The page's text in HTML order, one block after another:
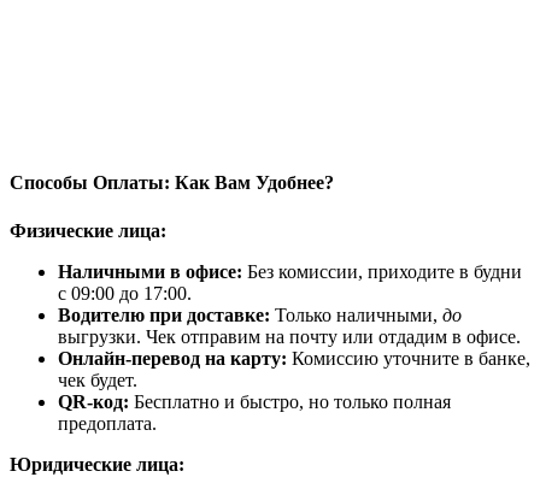
Способы Оплаты: Как Вам Удобнее?
Физические лица:
Наличными в офисе: Без комиссии, приходите в будни
с 09:00 до 17:00.
Водителю при доставке: Только наличными, до
выгрузки. Чек отправим на почту или отдадим в офисе.
Онлайн-перевод на карту: Комиссию уточните в банке,
чек будет.
QR-код: Бесплатно и быстро, но только полная
предоплата.
Юридические лица: